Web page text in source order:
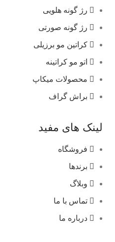
رژ گونه هلویی
رژ گونه صورتی
کراتین مو برزیلی
اتو مو کراتینه
محصولات میکاپ
براش گراف
لینک های مفید
فروشگاه
برندها
وبلاگ
تماس با ما
درباره ما